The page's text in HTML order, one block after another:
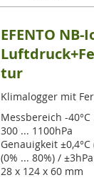
EFENTO
tur
Klimalogger mit
Messbereich -40°C
300 ... 1100hPa
Genauigkeit ±0,4°C
(0% ... 80%) /
28 x 124 x 60 mm